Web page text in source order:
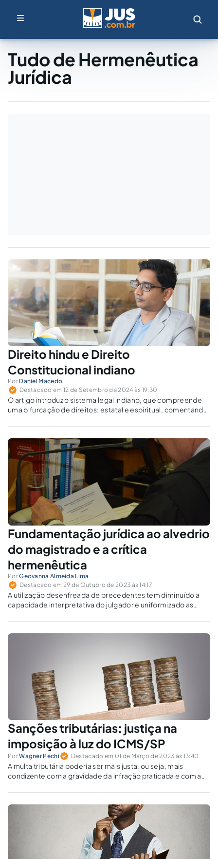
Tudo de Hermenêutica
Jurídica
Direito hindu e Direito
Constitucional indiano
Por Daniel Macedo
Destacado em 12 de Setembro de 2024 às 19:30
O artigo introduz o sistema legal indiano, que compreende
uma bifurcação de direitos: estatal e espiritual, comentando
hindu.
Fundamentação jurídica ao alvedrio
do magistrado e a crítica
hermenêutica
PorGeovanna Almeida Lima
Destacado em 29 de Outubro de 2023 às 14:17
A utilização desenfreada de precedentes tem diminuído a
capacidade interpretativa do julgador e uniformizado as
Sanções tributárias: justiça na
imposição à luz do ICMS/SP
PorWagner Pechi Destacado em 01 de Março de 2023 às 13:40
A multa tributária poderia ser mais justa, ou seja, mais
condizente com a gravidade da infração praticada e com a